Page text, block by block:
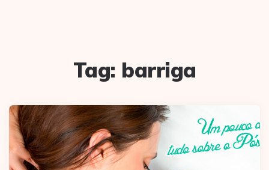
Tag: barriga